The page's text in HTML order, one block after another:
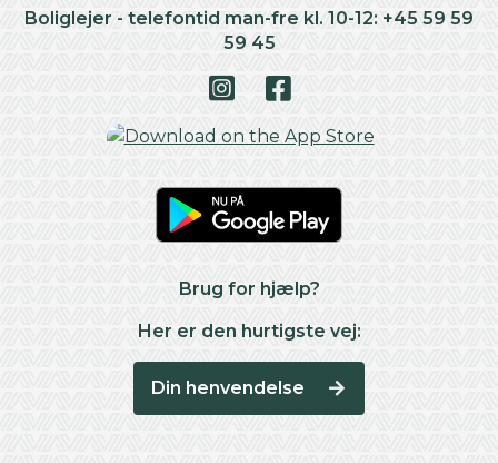
Boliglejer - telefontid man-fre kl. 10-12: +45 59 59
59 45
Brug for hjælp?
Her er den hurtigste vej:
Din henvendelse